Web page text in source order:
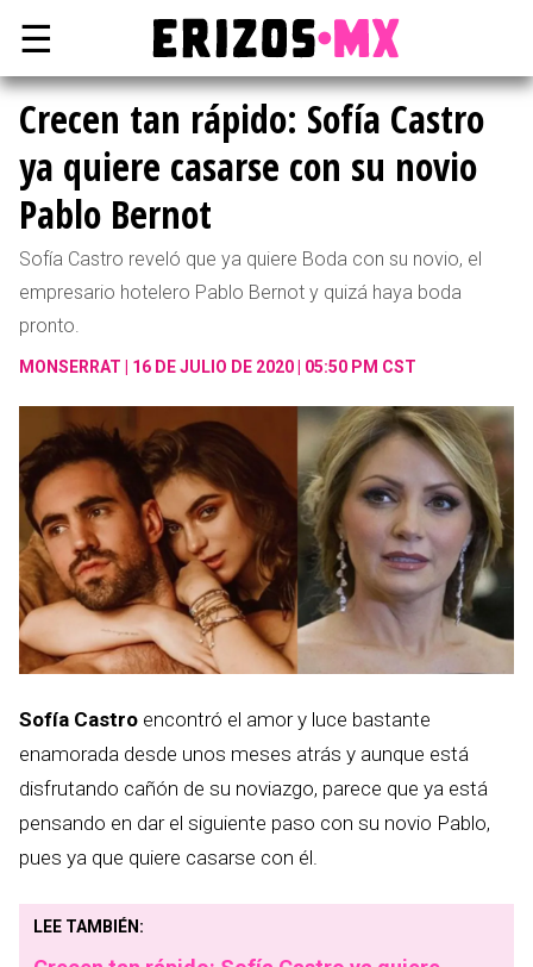
☰
Crecen tan rápido: Sofía Castro
ya quiere casarse con su novio
Pablo Bernot
Sofía Castro reveló que ya quiere Boda con su novio, el
empresario hotelero Pablo Bernot y quizá haya boda
pronto.
MONSERRAT 16 DE JULIO DE 2020 | 05:50 PM CST
Sofía Castro encontró el amor y luce bastante
enamorada desde unos meses atrás y aunque está
disfrutando cañón de su noviazgo, parece que ya está
pensando en dar el siguiente paso con su novio Pablo,
pues ya que quiere casarse con él.
LEE TAMBIÉN: